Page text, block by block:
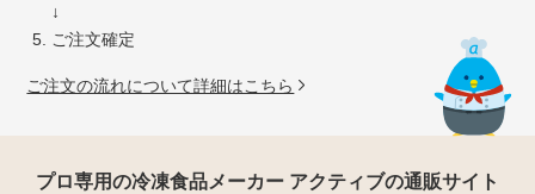
↓
ご注文確定
ご注文の流れについて詳細はこちら
プロ専用の冷凍食品メーカー アクティブの通販サイト